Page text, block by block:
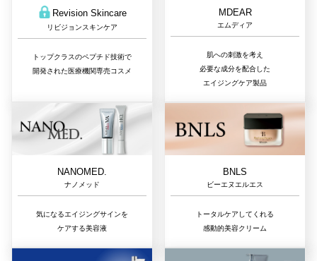
Revision Skincare
リビジョンスキンケア
トップクラスのペプチド技術で
開発された医療機関専売コスメ
MDEAR
エムディア
肌への刺激を考え
必要な成分を配合した
エイジングケア製品
NANOMED.
ナノメッド
気になるエイジングサインを
ケアする美容液
BNLS
ビーエヌエルエス
トータルケアしてくれる
感動的美容クリーム